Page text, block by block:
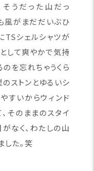
そうだった山だっ
風がまだだいぶひ
TSシェルシャツが
として爽やかで気持
を忘れちゃうくら
ストンとゆるいシ
すいからウィンド
そのままのスタイ
なく、わたしの山
した。笑